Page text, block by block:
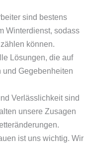
sind bestens
Winterdienst, sodass
können.
Lösungen, die auf
und Gegebenheiten
Verlässlichkeit sind
unsere Zusagen
ist uns wichtig. Wir